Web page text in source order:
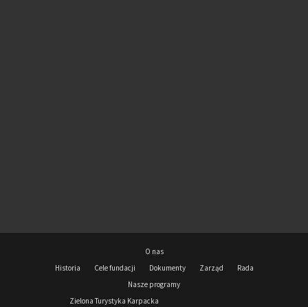
O nas
Historia
Cele fundacji Dokumenty Zarząd
Rada
Nasze programy
Zielona Turystyka Karpacka